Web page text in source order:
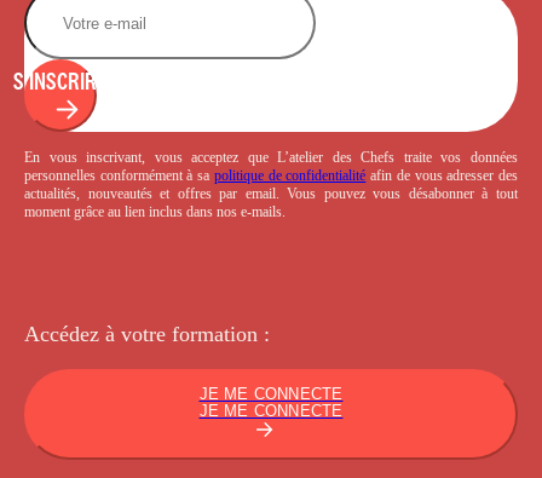
S'INSCRIRE
En vous inscrivant, vous acceptez que L’atelier des Chefs traite vos données
personnelles conformément à sa politique de confidentialité afin de vous adresser des
actualités, nouveautés et offres par email. Vous pouvez vous désabonner à tout
moment grâce au lien inclus dans nos e-mails.
Accédez à votre formation :
JE ME CONNECTE
JE ME CONNECTE